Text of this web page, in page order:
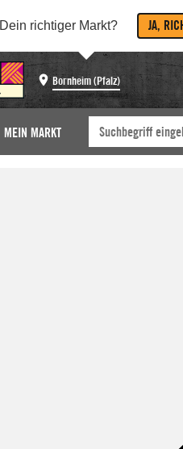
Dein richtiger Markt? JA,
Bornheim (Pfalz)
MEIN MARKT